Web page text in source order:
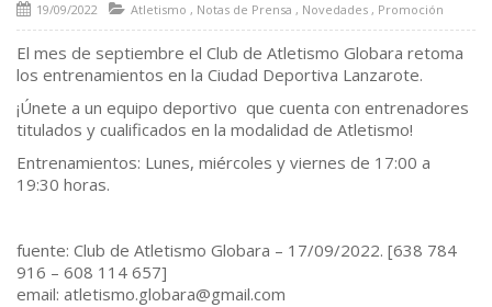
19/09/2022 Atletismo , Notas de Prensa , Novedades , Promoción
El mes de septiembre el Club de Atletismo Globara retoma
los entrenamientos en la Ciudad Deportiva Lanzarote.
¡Únete a un equipo deportivo que cuenta con entrenadores
titulados y cualificados en la modalidad de Atletismo!
Entrenamientos: Lunes, miércoles y viernes de 17:00 a
19:30 horas.
fuente: Club de Atletismo Globara – 17/09/2022. [638 784
916 – 608 114 657]
email: atletismo.globara@gmail.com